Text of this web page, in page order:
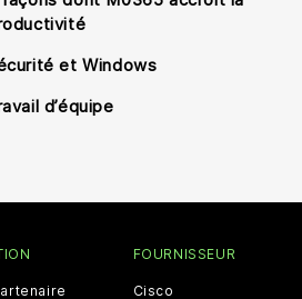
et Windows
d’équipe
FOURNISSEUR
Cisco